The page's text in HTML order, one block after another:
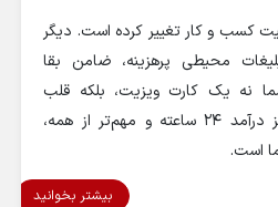
کسب و کار تغییر کرده است. دیگر
محیطی پرهزینه، ضامن بقا
نه یک کارت ویزیت، بلکه قلب
تپنده‌ی برند شما، یک مرکز درآمد ۲۴ ساعته و مهم‌تر از همه،
است.
بیشتر بخوانید